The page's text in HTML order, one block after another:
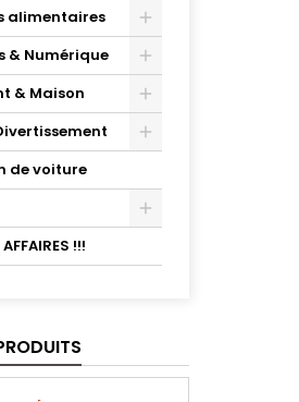
alimentaires
& Numérique
& Maison
de voiture
!!!